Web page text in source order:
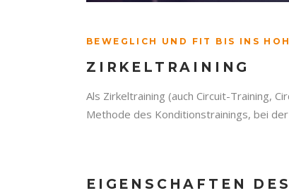
BEWEGLICH UND FIT BIS INS
ZIRKELTRAINING
Als Zirkeltraining (auch Circuit-Training,
Methode des Konditionstrainings, bei
EIGENSCHAFTEN